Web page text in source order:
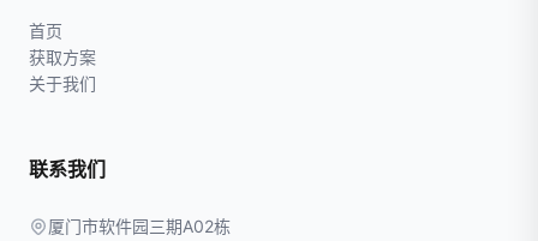
首页
获取方案
关于我们
联系我们
厦门市软件园三期A02栋